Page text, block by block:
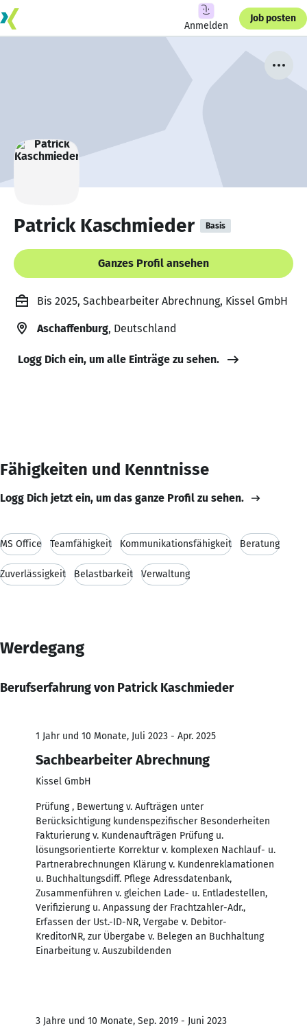
Anmelden
Job posten
Patrick Kaschmieder Basis
Ganzes Profil ansehen
Bis 2025, Sachbearbeiter Abrechnung, Kissel GmbH
Aschaffenburg, Deutschland
Logg Dich ein, um alle Einträge zu sehen.
Fähigkeiten und Kenntnisse
Logg Dich jetzt ein, um das ganze Profil zu sehen.
MS Office Teamfähigkeit Kommunikationsfähigkeit Beratung
Zuverlässigkeit Belastbarkeit Verwaltung
Werdegang
Berufserfahrung von Patrick Kaschmieder
1 Jahr und 10 Monate, Juli 2023 - Apr. 2025
Sachbearbeiter Abrechnung
Kissel GmbH
Prüfung , Bewertung v. Aufträgen unter
Berücksichtigung kundenspezifischer Besonderheiten
Fakturierung v. Kundenaufträgen Prüfung u.
lösungsorientierte Korrektur v. komplexen Nachlauf- u.
Partnerabrechnungen Klärung v. Kundenreklamationen
u. Buchhaltungsdiff. Pflege Adressdatenbank,
Zusammenführen v. gleichen Lade- u. Entladestellen,
Verifizierung u. Anpassung der Frachtzahler-Adr.,
Erfassen der Ust.-ID-NR, Vergabe v. Debitor-
KreditorNR, zur Übergabe v. Belegen an Buchhaltung
Einarbeitung v. Auszubildenden
3 Jahre und 10 Monate, Sep. 2019 - Juni 2023